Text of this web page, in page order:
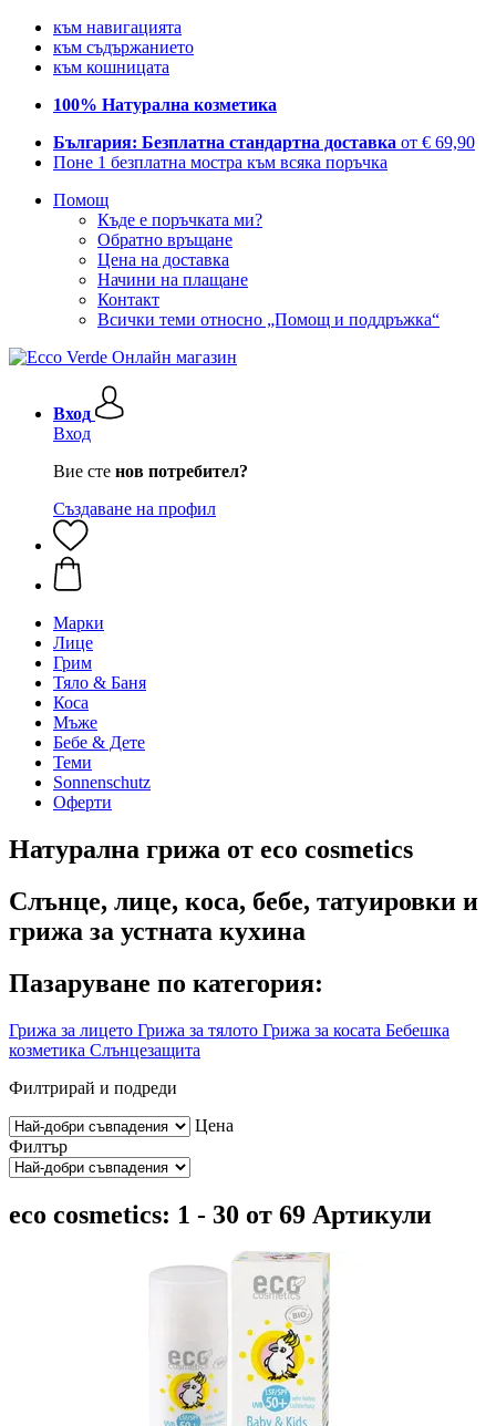
към навигацията
към съдържанието
към кошницата
100% Натурална козметика
България: Безплатна стандартна доставка от € 69,90
Поне 1 безплатна мостра към всяка поръчка
Помощ
Къде е поръчката ми?
Обратно връщане
Цена на доставка
Начини на плащане
Контакт
Всички теми относно „Помощ и поддръжка“
Вход
Вход
Вие сте нов потребител?
Създаване на профил
Марки
Лице
Грим
Тяло & Баня
Коса
Мъже
Бебе & Дете
Теми
Sonnenschutz
Оферти
Натурална грижа от eco cosmetics
Слънце, лице, коса, бебе, татуировки и
грижа за устната кухина
Пазаруване по категория:
Грижа за лицето Грижа за тялото Грижа за косата Бебешка
козметика Слънцезащита
Филтрирай и подреди
Цена
Филтър
eco cosmetics: 1 - 30 от 69 Артикули